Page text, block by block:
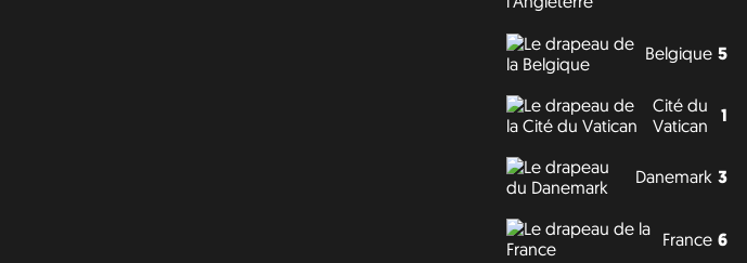
Belgique 5
Cité du
Vatican
1
Danemark 3
France 6